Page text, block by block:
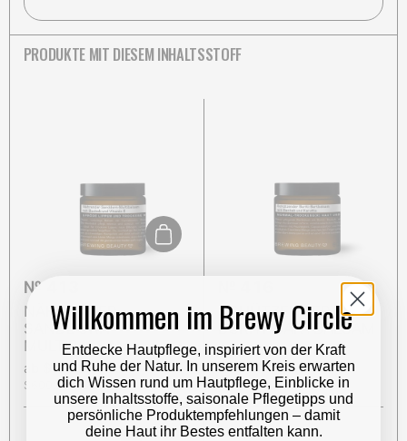
PRODUKTE MIT DIESEM INHALTSSTOFF
In den Warenkorb
№ 413
NÄHRENDER
SANDDORN-
MULTIBALSAM
Preis:
ab $18.00
Stückpreis:
$600.00 USD/l
SCHÜTZENDER
BURITI-BARTBALSAM
Preis:
$28.00
Stückpreis:
$466.67 USD/l
Willkommen im Brewy Circle
Entdecke Hautpflege, inspiriert von der Kraft
und Ruhe der Natur. In unserem Kreis erwarten
dich Wissen rund um Hautpflege, Einblicke in
unsere Inhaltsstoffe, saisonale Pflegetipps und
persönliche Produktempfehlungen – damit
deine Haut ihr Bestes entfalten kann.